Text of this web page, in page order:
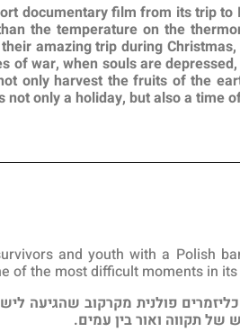
documentary film from its trip
the temperature on the
amazing trip during
of war, when souls are
only harvest the fruits of the
not only a holiday, but also a time
and youth with a Polish
of the most difficult moments in
פולנית מקרקוב שהגיעה
תקווה ואור בין עמים.